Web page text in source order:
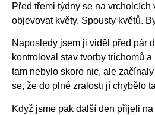
Před třemi týdny se na vrcholcích
objevovat květy. Spousty květů.
Naposledy jsem ji viděl před pár
kontroloval stav tvorby trichomů
tam nebylo skoro nic, ale
se, že do plné zralosti jí chybělo
Když jsme pak další den přijeli